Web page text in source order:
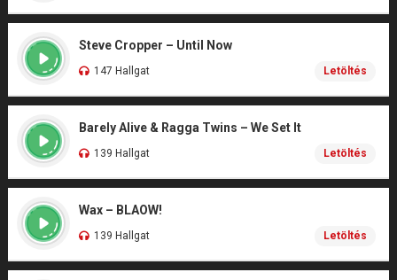
Steve Cropper – Until Now
147 Hallgat Letöltés
Barely Alive & Ragga Twins – We Set It
139 Hallgat Letöltés
Wax – BLAOW!
139 Hallgat Letöltés